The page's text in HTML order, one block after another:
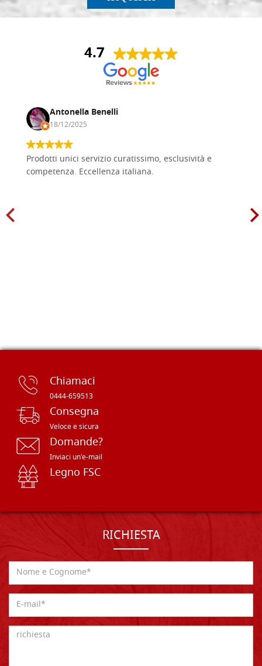
4.7
Antonella Benelli
18/12/2025
Prodotti unici servizio curatissimo, esclusività e
competenza. Eccellenza italiana.
Chiamaci
0444-659513
Consegna
Veloce e sicura
Domande?
Inviaci un'e-mail
Legno FSC
RICHIESTA